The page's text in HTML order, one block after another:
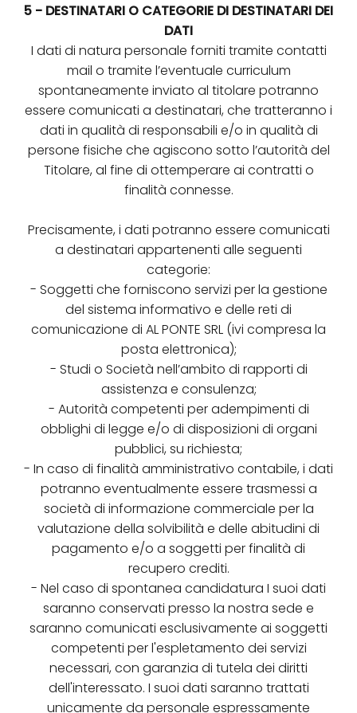
5 - DESTINATARI O CATEGORIE DI DESTINATARI DEI
DATI
I dati di natura personale forniti tramite contatti
mail o tramite l’eventuale curriculum
spontaneamente inviato al titolare potranno
essere comunicati a destinatari, che tratteranno i
dati in qualità di responsabili e/o in qualità di
persone fisiche che agiscono sotto l’autorità del
Titolare, al fine di ottemperare ai contratti o
finalità connesse.
Precisamente, i dati potranno essere comunicati
a destinatari appartenenti alle seguenti
categorie:
- Soggetti che forniscono servizi per la gestione
del sistema informativo e delle reti di
comunicazione di AL PONTE SRL (ivi compresa la
posta elettronica);
- Studi o Società nell’ambito di rapporti di
assistenza e consulenza;
- Autorità competenti per adempimenti di
obblighi di legge e/o di disposizioni di organi
pubblici, su richiesta;
- In caso di finalità amministrativo contabile, i dati
potranno eventualmente essere trasmessi a
società di informazione commerciale per la
valutazione della solvibilità e delle abitudini di
pagamento e/o a soggetti per finalità di
recupero crediti.
- Nel caso di spontanea candidatura I suoi dati
saranno conservati presso la nostra sede e
saranno comunicati esclusivamente ai soggetti
competenti per l'espletamento dei servizi
necessari, con garanzia di tutela dei diritti
dell'interessato. I suoi dati saranno trattati
unicamente da personale espressamente